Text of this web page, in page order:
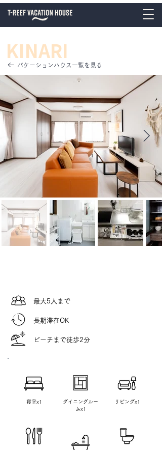
KINARI
バケーションハウス一覧を見る
​最大5人まで
​長期滞在OK
​ビーチまで徒歩2分
​寝室x1
​ダイニングルー
ムx1
リビングx1